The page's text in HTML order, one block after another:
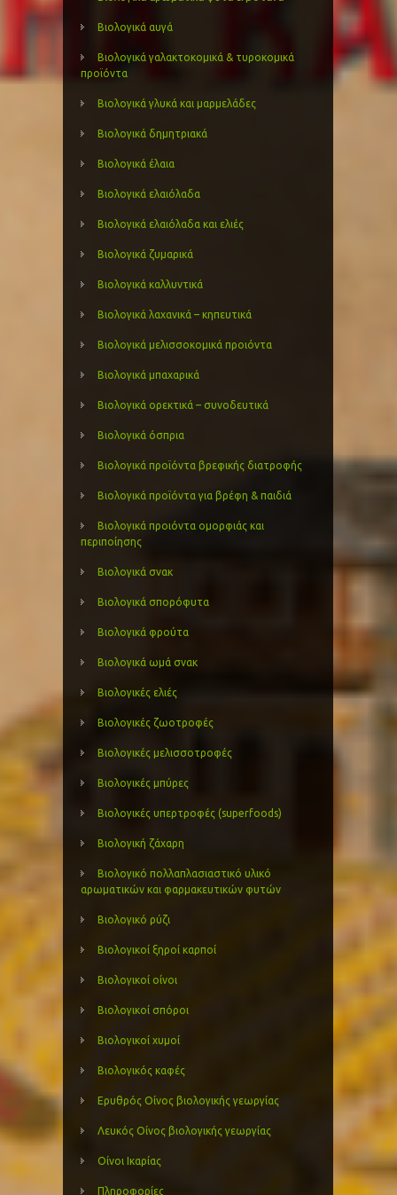
Βιολογικά αυγά
Βιολογικά γαλακτοκομικά & τυροκομικά
προϊόντα
Βιολογικά γλυκά και μαρμελάδες
Βιολογικά δημητριακά
Βιολογικά έλαια
Βιολογικά ελαιόλαδα
Βιολογικά ελαιόλαδα και ελιές
Βιολογικά ζυμαρικά
Βιολογικά καλλυντικά
Βιολογικά λαχανικά – κηπευτικά
Βιολογικά μελισσοκομικά προιόντα
Βιολογικά μπαχαρικά
Βιολογικά ορεκτικά – συνοδευτικά
Βιολογικά όσπρια
Βιολογικά προϊόντα βρεφικής διατροφής
Βιολογικά προϊόντα για βρέφη & παιδιά
Βιολογικά προιόντα ομορφιάς και
περιποίησης
Βιολογικά σνακ
Βιολογικά σπορόφυτα
Βιολογικά φρούτα
Βιολογικά ωμά σνακ
Βιολογικές ελιές
Βιολογικές ζωοτροφές
Βιολογικές μελισσοτροφές
Βιολογικές μπύρες
Βιολογικές υπερτροφές (superfoods)
Βιολογική ζάχαρη
Βιολογικό πολλαπλασιαστικό υλικό
αρωματικών και φαρμακευτικών φυτών
Βιολογικό ρύζι
Βιολογικοί ξηροί καρποί
Βιολογικοί οίνοι
Βιολογικοί σπόροι
Βιολογικοί χυμοί
Βιολογικός καφές
Ερυθρός Οίνος βιολογικής γεωργίας
Λευκός Οίνος βιολογικής γεωργίας
Οίνοι Ικαρίας
Πληροφορίες